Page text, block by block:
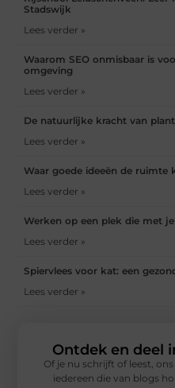
Stadswijk
Lees verder »
Waarom SEO onmisbaar is
omgeving
Lees verder »
De natuurlijke kracht van
Lees verder »
Waar goede ideeën de ruimte
Lees verder »
Werken op een plek die met
Lees verder »
Spiervlees voor kat: een
Lees verder »
Ontdek en deel
Of je nu schrijft of leest,
iedereen die van blogs